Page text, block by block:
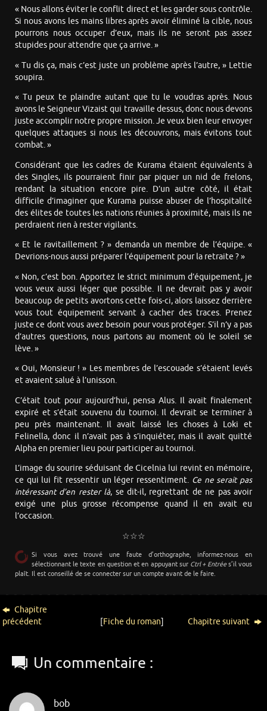
« Nous allons éviter le conflit direct et les garder sous contrôle.
Si nous avons les mains libres après avoir éliminé la cible, nous
pourrons nous occuper d’eux, mais ils ne seront pas assez
stupides pour attendre que ça arrive. »
« Tu dis ça, mais c’est juste un problème après l’autre, » Lettie
soupira.
« Tu peux te plaindre autant que tu le voudras après. Nous
avons le Seigneur Vizaist qui travaille dessus, donc nous devons
juste accomplir notre propre mission. Je veux bien leur envoyer
quelques attaques si nous les découvrons, mais évitons tout
combat. »
Considérant que les cadres de Kurama étaient équivalents à
des Singles, ils pourraient finir par piquer un nid de frelons,
rendant la situation encore pire. D’un autre côté, il était
difficile d’imaginer que Kurama puisse abuser de l’hospitalité
des élites de toutes les nations réunies à proximité, mais ils ne
perdraient rien à rester vigilants.
« Et le ravitaillement ? » demanda un membre de l’équipe. «
Devrions-nous aussi préparer l’équipement pour la retraite ? »
« Non, c’est bon. Apportez le strict minimum d’équipement, je
vous veux aussi léger que possible. Il ne devrait pas y avoir
beaucoup de petits avortons cette fois-ci, alors laissez derrière
vous tout équipement servant à cacher des traces. Prenez
juste ce dont vous avez besoin pour vous protéger. S’il n’y a pas
d’autres questions, nous partons au moment où le soleil se
lève. »
« Oui, Monsieur ! » Les membres de l’escouade s’étaient levés
et avaient salué à l’unisson.
C’était tout pour aujourd’hui, pensa Alus. Il avait finalement
expiré et s’était souvenu du tournoi. Il devrait se terminer à
peu près maintenant. Il avait laissé les choses à Loki et
Felinella, donc il n’avait pas à s’inquiéter, mais il avait quitté
Alpha en premier lieu pour participer au tournoi.
L’image du sourire séduisant de Cicelnia lui revint en mémoire,
ce qui lui fit ressentir un léger ressentiment. Ce ne serait pas
intéressant d’en rester là, se dit-il, regrettant de ne pas avoir
exigé une plus grosse récompense quand il en avait eu
l’occasion.
☆☆☆
Si vous avez trouvé une faute d’orthographe, informez-nous en
sélectionnant le texte en question et en appuyant sur Ctrl + Entrées’il vous
plaît. Il est conseillé de se connecter sur un compte avant de le faire.
Chapitre
précédent
[Fiche du roman] Chapitre suivant
Un commentaire :
bob